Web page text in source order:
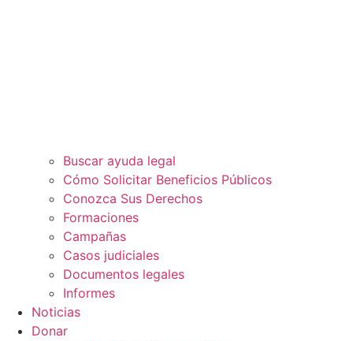
Buscar ayuda legal
Cómo Solicitar Beneficios Públicos
Conozca Sus Derechos
Formaciones
Campañas
Casos judiciales
Documentos legales
Informes
Noticias
Donar